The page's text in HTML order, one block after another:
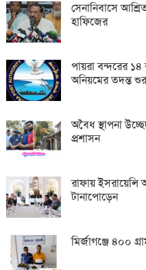
সেনানিবাসে
হাফিজের
পায়রা বন্দরের ১৪
অনিয়মের তদন্ত
অবৈধ স্থাপনা
প্রশাসন
রাফায় ইসরায়েলি
টানাপোড়েন
মির্জাগঞ্জে ৪০০